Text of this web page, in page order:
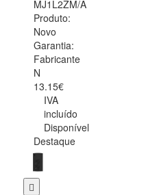
MJ1L2ZM/A
Produto:
Novo
Garantia:
Fabricante
N
13.15€
IVA
incluído
Disponível
Destaque